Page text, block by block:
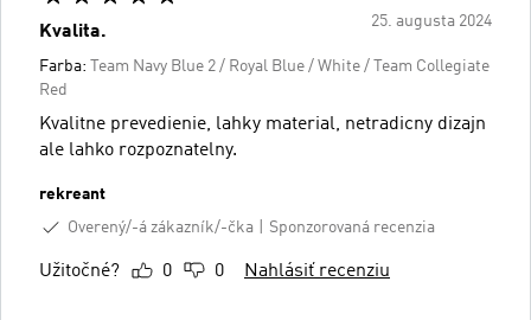
25. augusta 2024
Kvalita.
Farba: Team Navy Blue 2 / Royal Blue / White / Team Collegiate
Red
Kvalitne prevedienie, lahky material, netradicny dizajn
ale lahko rozpoznatelny.
rekreant
Overený/-á zákazník/-čka
Sponzorovaná recenzia
Užitočné? 0 0 Nahlásiť recenziu